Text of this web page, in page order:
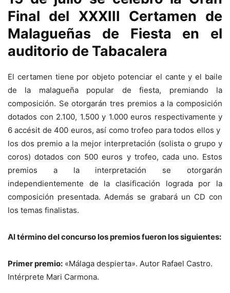
Final del XXXIII Certamen de
Malagueñas de Fiesta en el
auditorio de Tabacalera
El certamen tiene por objeto potenciar el cante y el baile
de la malagueña popular de fiesta, premiando la
composición. Se otorgarán tres premios a la composición
dotados con 2.100, 1.500 y 1.000 euros respectivamente y
6 accésit de 400 euros, así como trofeo para todos ellos y
los dos premio a la mejor interpretación (solista o grupo y
coros) dotados con 500 euros y trofeo, cada uno. Estos
premios a la interpretación se otorgarán
independientemente de la clasificación lograda por la
composición presentada. Además se grabará un CD con
los temas finalistas.
Al término del concurso los premios fueron los siguientes:
Primer premio: «Málaga despierta». Autor Rafael Castro.
Intérprete Mari Carmona.